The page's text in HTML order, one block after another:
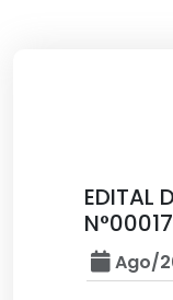
EDITAL
Ago/